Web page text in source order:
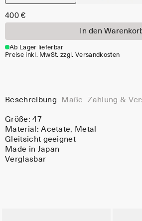
400 €
In den
Ab Lager lieferbar
Preise inkl. MwSt. zzgl. Versandkosten
Beschreibung Maße Zahlung &
Größe: 47
Material:Acetate, Metal
Gleitsicht geeignet
Made in Japan
Verglasbar